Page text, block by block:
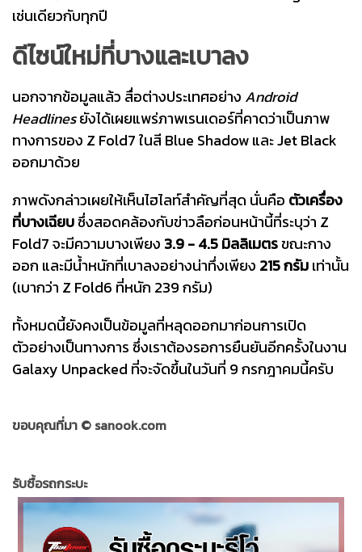
เช่นเดียวกับทุกปี
ดีไซน์ใหม่ที่บางและเบาลง
นอกจากข้อมูลแล้ว สื่อต่างประเทศอย่าง Android
Headlinesยังได้เผยแพร่ภาพเรนเดอร์ที่คาดว่าเป็นภาพ
ทางการของ Z Fold7 ในสี Blue Shadow และ Jet Black
ออกมาด้วย
ภาพดังกล่าวเผยให้เห็นไฮไลท์สำคัญที่สุด นั่นคือ ตัวเครื่อง
ที่บางเฉียบซึ่งสอดคล้องกับข่าวลือก่อนหน้านี้ที่ระบุว่า Z
Fold7 จะมีความบางเพียง 3.9 - 4.5 มิลลิเมตรขณะกาง
ออก และมีน้ำหนักที่เบาลงอย่างน่าทึ่งเพียง 215 กรัมเท่านั้น
(เบากว่า Z Fold6 ที่หนัก 239 กรัม)
ทั้งหมดนี้ยังคงเป็นข้อมูลที่หลุดออกมาก่อนการเปิด
ตัวอย่างเป็นทางการ ซึ่งเราต้องรอการยืนยันอีกครั้งในงาน
Galaxy Unpacked ที่จะจัดขึ้นในวันที่ 9 กรกฎาคมนี้ครับ
ขอบคุณที่มา © sanook.com
รับซื้อรถกระบะ